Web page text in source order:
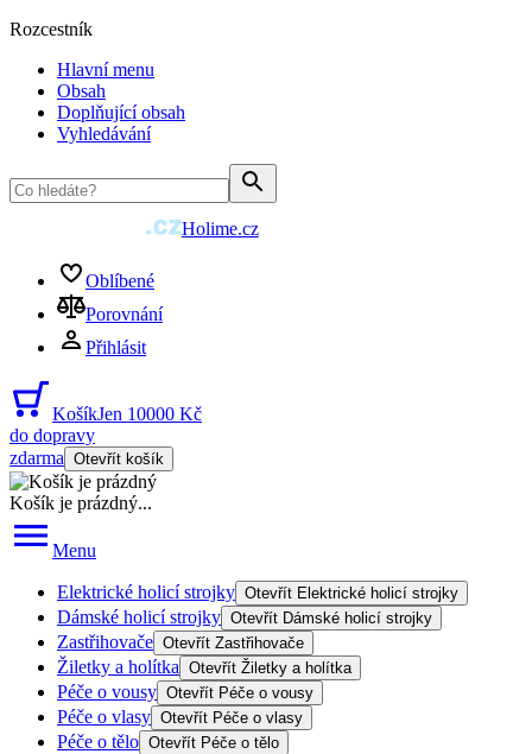
Rozcestník
Hlavní menu
Obsah
Doplňující obsah
Vyhledávání
Holime.cz
Oblíbené
Porovnání
Přihlásit
KošíkJen 10000 Kč
do dopravy
zdarma Otevřít košík
Košík je prázdný...
Menu
Elektrické holicí strojky Otevřít Elektrické holicí strojky
Dámské holicí strojky Otevřít Dámské holicí strojky
Zastřihovače Otevřít Zastřihovače
Žiletky a holítka Otevřít Žiletky a holítka
Péče o vousy Otevřít Péče o vousy
Péče o vlasy Otevřít Péče o vlasy
Péče o tělo Otevřít Péče o tělo